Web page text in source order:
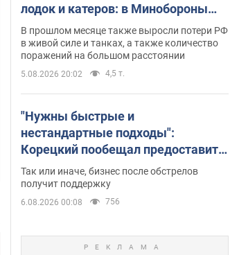
лодок и катеров: в Минобороны
обнародовали статистику
В прошлом месяце также выросли потери РФ
в живой силе и танках, а также количество
поражений на большом расстоянии
5.08.2026 20:02 4,5 т.
"Нужны быстрые и
нестандартные подходы":
Корецкий пообещал предоставить
бизнесу приоритетный доступ к
имеющимся складским
помещениям
Так или иначе, бизнес после обстрелов
получит поддержку
6.08.2026 00:08 756